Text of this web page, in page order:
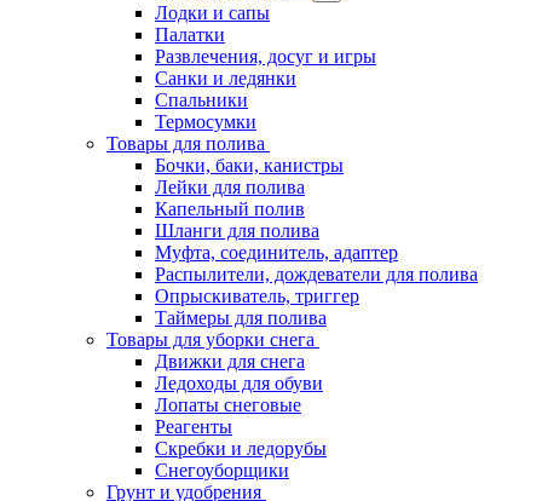
Лодки и сапы
Палатки
Развлечения, досуг и игры
Санки и ледянки
Спальники
Термосумки
Товары для полива
Бочки, баки, канистры
Лейки для полива
Капельный полив
Шланги для полива
Муфта, соединитель, адаптер
Распылители, дождеватели для полива
Опрыскиватель, триггер
Таймеры для полива
Товары для уборки снега
Движки для снега
Ледоходы для обуви
Лопаты снеговые
Реагенты
Скребки и ледорубы
Снегоуборщики
Грунт и удобрения